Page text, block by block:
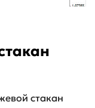
стакан